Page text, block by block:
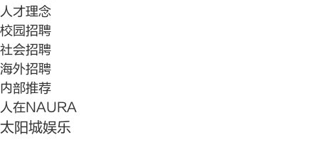
人才理念
校园招聘
社会招聘
海外招聘
内部推荐
人在NAURA
太阳城娱乐